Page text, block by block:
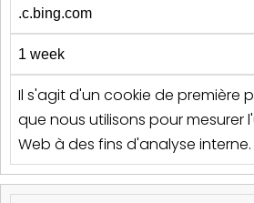
.c.bing.com
1 week
Il s'agit d'un cookie de première
que nous utilisons pour mesurer
Web à des fins d'analyse interne.